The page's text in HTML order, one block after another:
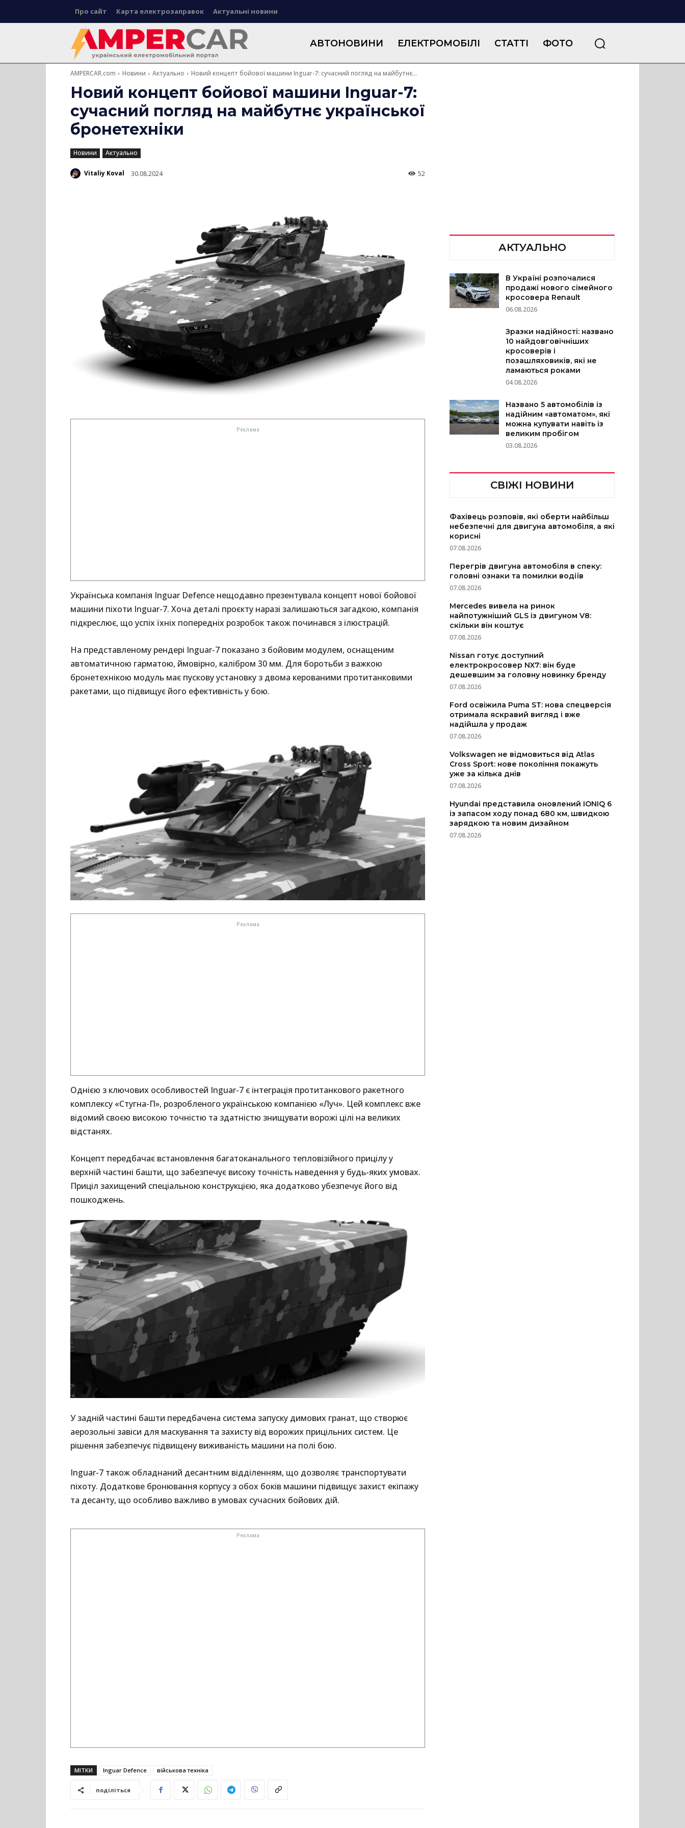
Про сайт Карта електрозаправок Актуальні новини
АВТОНОВИНИ ЕЛЕКТРОМОБІЛІ СТАТТІ ФОТО
AMPERCAR.com Новини Актуально Новий концепт бойової машини Inguar-7: сучасний погляд на майбутнє...
Новий концепт бойової машини Inguar-7:
сучасний погляд на майбутнє української
бронетехніки
Новини Актуально
Vitaliy Koval 30.08.2024 52
Українська компанія Inguar Defence нещодавно презентувала концепт нової бойової
машини піхоти Inguar-7. Хоча деталі проєкту наразі залишаються загадкою, компанія
підкреслює, що успіх їхніх попередніх розробок також починався з ілюстрацій.
На представленому рендері Inguar-7 показано з бойовим модулем, оснащеним
автоматичною гарматою, ймовірно, калібром 30 мм. Для боротьби з важкою
бронетехнікою модуль має пускову установку з двома керованими протитанковими
ракетами, що підвищує його ефективність у бою.
Однією з ключових особливостей Inguar-7 є інтеграція протитанкового ракетного
комплексу «Стугна-П», розробленого українською компанією «Луч». Цей комплекс вже
відомий своєю високою точністю та здатністю знищувати ворожі цілі на великих
відстанях.
Концепт передбачає встановлення багатоканального тепловізійного прицілу у
верхній частині башти, що забезпечує високу точність наведення у будь-яких умовах.
Приціл захищений спеціальною конструкцією, яка додатково убезпечує його від
пошкоджень.
У задній частині башти передбачена система запуску димових гранат, що створює
аерозольні завіси для маскування та захисту від ворожих прицільних систем. Це
рішення забезпечує підвищену виживаність машини на полі бою.
Inguar-7 також обладнаний десантним відділенням, що дозволяє транспортувати
піхоту. Додаткове бронювання корпусу з обох боків машини підвищує захист екіпажу
та десанту, що особливо важливо в умовах сучасних бойових дій.
МІТКИ Inguar Defence військова техніка
поділіться
АКТУАЛЬНО
В Україні розпочалися
продажі нового сімейного
кросовера Renault
06.08.2026
Зразки надійності: названо
10 найдовговічніших
кросоверів і
позашляховиків, які не
ламаються роками
04.08.2026
Названо 5 автомобілів із
надійним «автоматом», які
можна купувати навіть із
великим пробігом
03.08.2026
СВІЖІ НОВИНИ
Фахівець розповів, які оберти найбільш
небезпечні для двигуна автомобіля, а які
корисні
07.08.2026
Перегрів двигуна автомобіля в спеку:
головні ознаки та помилки водіїв
07.08.2026
Mercedes вивела на ринок
найпотужніший GLS із двигуном V8:
скільки він коштує
07.08.2026
Nissan готує доступний
електрокросовер NX7: він буде
дешевшим за головну новинку бренду
07.08.2026
Ford освіжила Puma ST: нова спецверсія
отримала яскравий вигляд і вже
надійшла у продаж
07.08.2026
Volkswagen не відмовиться від Atlas
Cross Sport: нове покоління покажуть
уже за кілька днів
07.08.2026
Hyundai представила оновлений IONIQ 6
із запасом ходу понад 680 км, швидкою
зарядкою та новим дизайном
07.08.2026